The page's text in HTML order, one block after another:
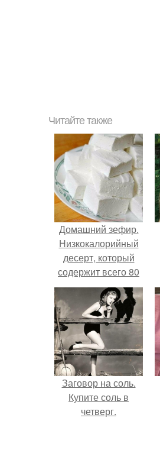
Читайте также
Домашний зефир.
Низкокалорийный
десерт, который
содержит всего 80
ккал на 100 гр,
легко приготовить
самостоятельно.
Заговор на соль.
Купите соль в
четверг.